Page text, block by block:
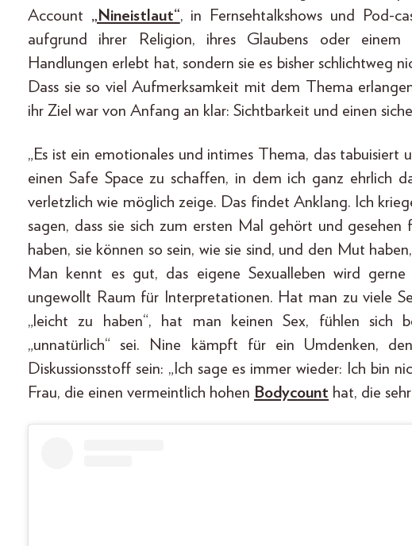
Account „Nineistlaut“, in Fernsehtalkshows und Pod-
aufgrund ihrer Religion, ihres Glaubens oder
Handlungen erlebt hat, sondern sie es bisher schlichtweg
Dass sie so viel Aufmerksamkeit mit dem Thema
ihr Ziel war von Anfang an klar: Sichtbarkeit und einen
„Es ist ein emotionales und intimes Thema, das tabuisiert
einen Safe Space zu schaffen, in dem ich ganz ehrlich
verletzlich wie möglich zeige. Das findet Anklang. Ich
sagen, dass sie sich zum ersten Mal gehört und gesehen
haben, sie können so sein, wie sie sind, und den Mut
Man kennt es gut, das eigene Sexualleben wird
ungewollt Raum für Interpretationen. Hat man zu viele
„leicht zu haben“, hat man keinen Sex, fühlen sich
„unnatürlich“ sei. Nine kämpft für ein Umdenken,
Diskussionsstoff sein: „Ich sage es immer wieder: Ich bin
Frau, die einen vermeintlich hohen Bodycount hat, die